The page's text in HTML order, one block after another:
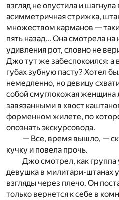
взгляд не опустила и
асимметричная стрижка,
множеством карманов —
пять назад... Она смотрела на
удивления рот, словно не
Джо тут же забеспокоился: а
губах зубную пасту? Хотел
немедленно, но девицу
собой смуглокожая женщина
завязанными в хвост
форменном жилете, по
опознать экскурсовода.
— Все, время вышло, —
кучку и повела прочь.
Джо смотрел, как группа
девушка в милитари-штанах
взгляды через плечо. Он
только вернется к себе в